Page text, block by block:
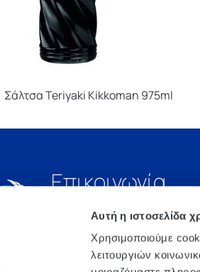
Αυτή η ιστοσελίδα
Χρησιμοποιούμε
λειτουργιών
Σάλτσα Teriyaki Kikkoman 975ml
Επικοινωνία
210 6675000
Αθήνα, 3o xλμ. Λ.
ΜΑΡΚΟΠΟΥΛΟΥ, Τ.Θ. 200, TK